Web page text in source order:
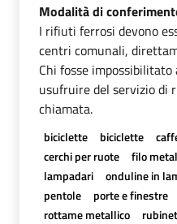
Modalità di
I rifiuti ferrosi devono
centri comunali,
Chi fosse
usufruire del servizio di
chiamata.
biciclette biciclette
cerchi per ruote
filo
lampadari
onduline in
pentole
porte e finestre
rottame metallico